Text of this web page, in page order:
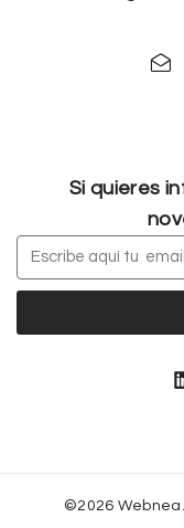
Si quieres
©2026